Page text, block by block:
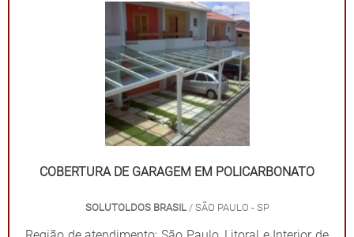
COBERTURA DE GARAGEM EM POLICARBONATO
SOLUTOLDOS BRASIL/ SÃO PAULO - SP